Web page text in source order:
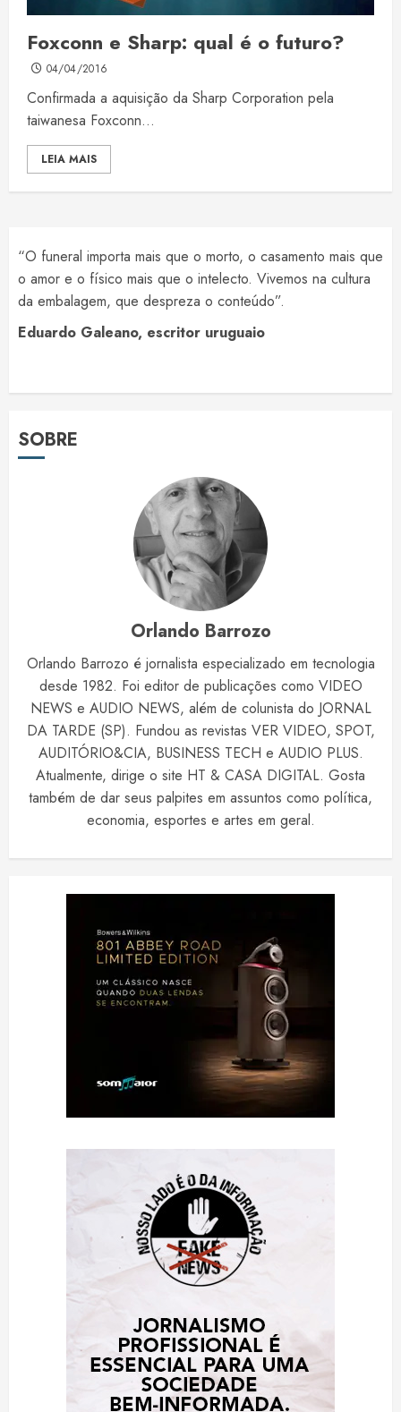
Foxconn e Sharp: qual é o futuro?
04/04/2016
Confirmada a aquisição da Sharp Corporation pela
taiwanesa Foxconn...
LEIA MAIS
“O funeral importa mais que o morto, o casamento mais que
o amor e o físico mais que o intelecto. Vivemos na cultura
da embalagem, que despreza o conteúdo”.
Eduardo Galeano, escritor uruguaio
SOBRE
Orlando Barrozo
Orlando Barrozo é jornalista especializado em tecnologia
desde 1982. Foi editor de publicações como VIDEO
NEWS e AUDIO NEWS, além de colunista do JORNAL
DA TARDE (SP). Fundou as revistas VER VIDEO, SPOT,
AUDITÓRIO&CIA, BUSINESS TECH e AUDIO PLUS.
Atualmente, dirige o site HT & CASA DIGITAL. Gosta
também de dar seus palpites em assuntos como política,
economia, esportes e artes em geral.